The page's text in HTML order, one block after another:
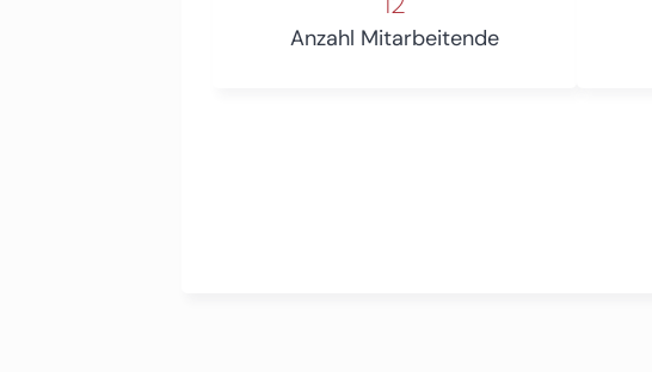
Anzahl Mitarbeitende